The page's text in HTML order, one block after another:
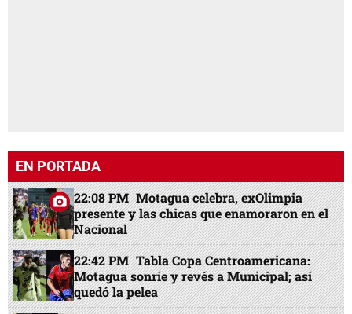
EN PORTADA
22:08 PM Motagua celebra, exOlimpia
presente y las chicas que enamoraron en el
Nacional
22:42 PM Tabla Copa Centroamericana:
Motagua sonríe y revés a Municipal; así
quedó la pelea